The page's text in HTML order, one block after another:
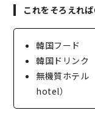
これをそろえれば
韓国フード
韓国ドリンク
無機質ホテル
hotel）